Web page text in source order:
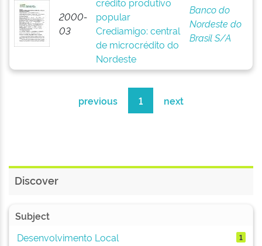
2000-
03
popular
Crediamigo: central
de microcrédito do
Nordeste
Banco do
Nordeste do
Brasil S/A
previous 1 next
Discover
Subject
Desenvolvimento Local
1